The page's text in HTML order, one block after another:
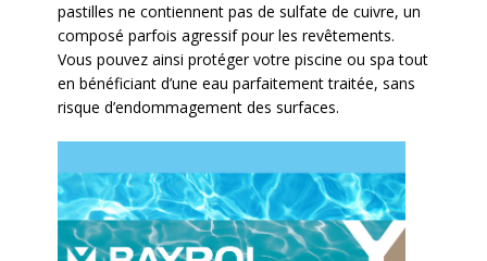
pastilles ne contiennent pas de sulfate de cuivre, un
composé parfois agressif pour les revêtements.
Vous pouvez ainsi protéger votre piscine ou spa tout
en bénéficiant d’une eau parfaitement traitée, sans
risque d’endommagement des surfaces.